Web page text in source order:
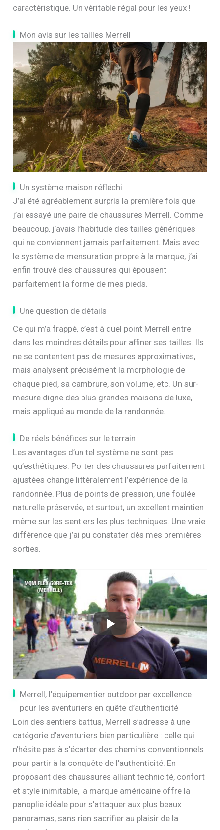
caractéristique. Un véritable régal pour les yeux !
Mon avis sur les tailles Merrell
Un système maison réfléchi
J’ai été agréablement surpris la première fois que
j’ai essayé une paire de chaussures Merrell. Comme
beaucoup, j’avais l’habitude des tailles génériques
qui ne conviennent jamais parfaitement. Mais avec
le système de mensuration propre à la marque, j’ai
enfin trouvé des chaussures qui épousent
parfaitement la forme de mes pieds.
Une question de détails
Ce qui m’a frappé, c’est à quel point Merrell entre
dans les moindres détails pour affiner ses tailles. Ils
ne se contentent pas de mesures approximatives,
mais analysent précisément la morphologie de
chaque pied, sa cambrure, son volume, etc. Un sur-
mesure digne des plus grandes maisons de luxe,
mais appliqué au monde de la randonnée.
De réels bénéfices sur le terrain
Les avantages d’un tel système ne sont pas
qu’esthétiques. Porter des chaussures parfaitement
ajustées change littéralement l’expérience de la
randonnée. Plus de points de pression, une foulée
naturelle préservée, et surtout, un excellent maintien
même sur les sentiers les plus techniques. Une vraie
différence que j’ai pu constater dès mes premières
sorties.
Merrell, l’équipementier outdoor par excellence
pour les aventuriers en quête d’authenticité
Loin des sentiers battus, Merrell s’adresse à une
catégorie d’aventuriers bien particulière : celle qui
n’hésite pas à s’écarter des chemins conventionnels
pour partir à la conquête de l’authenticité. En
proposant des chaussures alliant technicité, confort
et style inimitable, la marque américaine offre la
panoplie idéale pour s’attaquer aux plus beaux
panoramas, sans rien sacrifier au plaisir de la